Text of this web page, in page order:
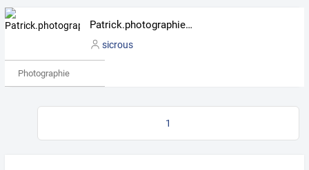
Patrick.photographies...
sicrous
Photographie
1